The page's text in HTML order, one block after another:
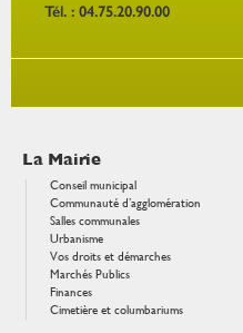
Tél. : 04.75.20.90.00
La Mairie
Conseil municipal
Communauté d’agglomération
Salles communales
Urbanisme
Vos droits et démarches
Marchés Publics
Finances
Cimetière et columbariums